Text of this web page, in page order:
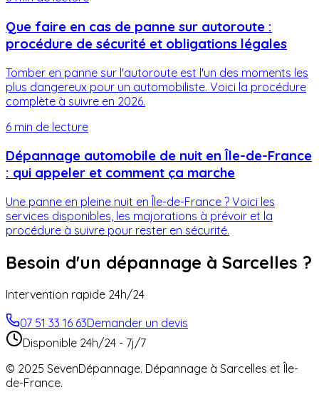
Que faire en cas de panne sur autoroute :
procédure de sécurité et obligations légales
Tomber en panne sur l'autoroute est l'un des moments les
plus dangereux pour un automobiliste. Voici la procédure
complète à suivre en 2026.
6 min de lecture
Dépannage automobile de nuit en Île-de-France
: qui appeler et comment ça marche
Une panne en pleine nuit en Île-de-France ? Voici les
services disponibles, les majorations à prévoir et la
procédure à suivre pour rester en sécurité.
Besoin d'un dépannage à Sarcelles ?
Intervention rapide 24h/24
07 51 33 16 63Demander un devis
Disponible 24h/24 - 7j/7
© 2025 SevenDépannage. Dépannage à Sarcelles et Île-
de-France.